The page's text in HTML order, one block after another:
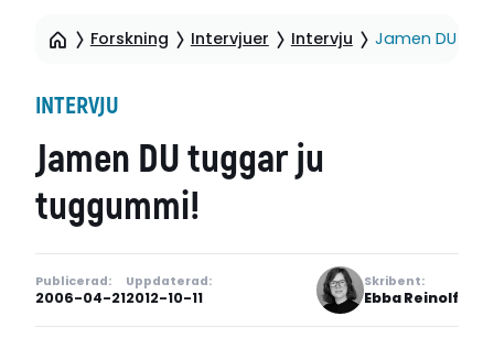
Forskning Intervjuer Intervju Jamen DU
INTERVJU
Jamen DU tuggar ju
tuggummi!
Publicerad:
2006-04-21
Uppdaterad:
2012-10-11
Skribent:
Ebba Reinolf